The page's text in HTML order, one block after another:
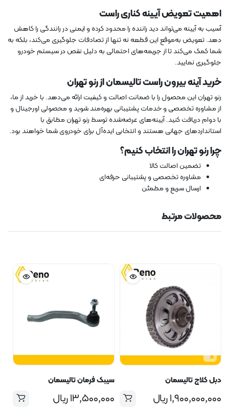
اهمیت تعویض آیینه کناری راست
آسیب به آیینه می‌تواند دید راننده را محدود کرده و ایمنی در رانندگی را کاهش
دهد. تعویض به‌موقع این قطعه نه تنها از تصادفات جلوگیری می‌کند، بلکه به
شما کمک می‌کند تا از جریمه‌های احتمالی به دلیل نقص در سیستم خودرو
جلوگیری نمایید.
خرید آینه بیرون راست تالیسمان از رنو تهران
رنو تهران این محصول را با ضمانت اصالت و کیفیت ارائه می‌دهد. با خرید از ما،
از مشاوره تخصصی و خدمات پشتیبانی بهره‌مند شوید و محصولی اورجینال و
با دوام دریافت کنید. آیینه‌های عرضه‌شده توسط رنو تهران مطابق با
استانداردهای جهانی هستند و انتخابی ایده‌آل برای خودروی شما خواهند بود.
چرا رنو تهران را انتخاب کنیم؟
تضمین اصالت کالا
مشاوره تخصصی و پشتیبانی حرفه‌ای
ارسال سریع و مطمئن
محصولات مرتبط
دبل کلاج تالیسمان
۱,۹۰۰,۰۰۰,۰۰۰ریال
سیبک فرمان تالیسمان
۱۳,۵۰۰,۰۰۰ریال